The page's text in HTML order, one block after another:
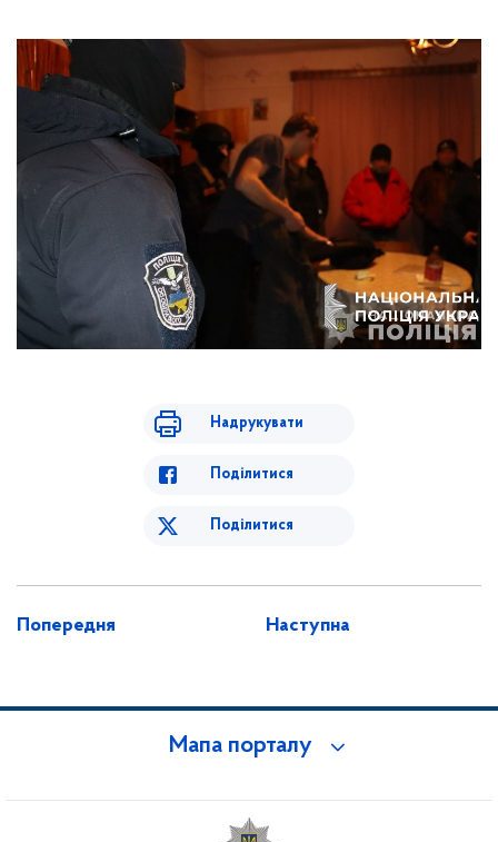
Надрукувати
Поділитися
Поділитися
Попередня Наступна
Мапа порталу